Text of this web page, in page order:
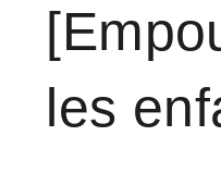
les